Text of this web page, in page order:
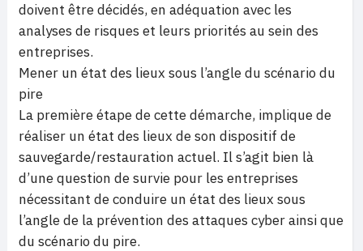
doivent être décidés, en adéquation avec les
analyses de risques et leurs priorités au sein des
entreprises.
Mener un état des lieux sous l’angle du scénario du
pire
La première étape de cette démarche, implique de
réaliser un état des lieux de son dispositif de
sauvegarde/restauration actuel. Il s’agit bien là
d’une question de survie pour les entreprises
nécessitant de conduire un état des lieux sous
l’angle de la prévention des attaques cyber ainsi que
du scénario du pire.